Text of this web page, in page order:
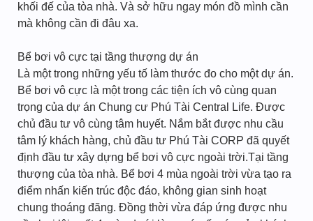
khối đế của tòa nhà. Và sở hữu ngay món đồ mình cần
mà không cần đi đâu xa.
Bể bơi vô cực tại tầng thượng dự án
Là một trong những yếu tố làm thước đo cho một dự án.
Bể bơi vô cực là một trong các tiện ích vô cùng quan
trọng của dự án Chung cư Phú Tài Central Life. Được
chủ đầu tư vô cùng tâm huyết. Nắm bắt được nhu cầu
tâm lý khách hàng, chủ đầu tư Phú Tài CORP đã quyết
định đầu tư xây dựng bể bơi vô cực ngoài trời.Tại tầng
thượng của tòa nhà. Bể bơi 4 mùa ngoài trời vừa tạo ra
điểm nhấn kiến trúc độc đáo, không gian sinh hoạt
chung thoáng đãng. Đồng thời vừa đáp ứng được nhu